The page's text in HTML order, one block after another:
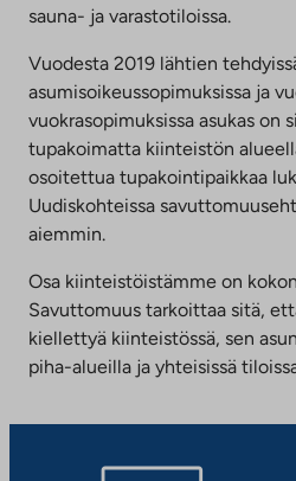
sauna- ja varastotiloissa.
Vuodesta 2019 lähtien
asumisoikeussopimuksissa ja
vuokrasopimuksissa asukas on
tupakoimatta kiinteistön
osoitettua tupakointipaikkaa
Uudiskohteissa
aiemmin.
Osa kiinteistöistämme on
Savuttomuus tarkoittaa sitä,
kiellettyä kiinteistössä, sen
piha-alueilla ja yhteisissä